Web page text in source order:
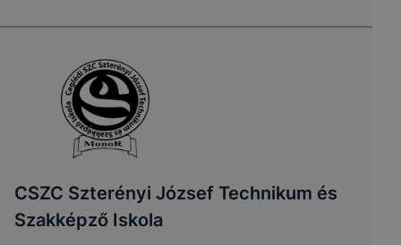
CSZC Szterényi József Technikum és
Szakképző Iskola